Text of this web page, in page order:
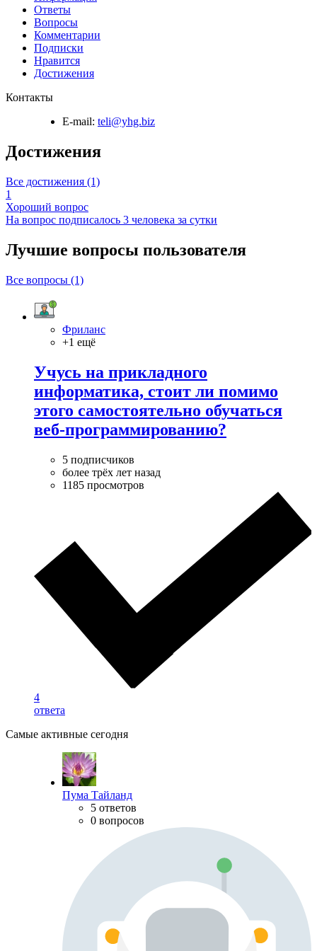
Ответы
Вопросы
Комментарии
Подписки
Нравится
Достижения
Контакты
E-mail: teli@yhg.biz
Достижения
Все достижения (1)
1
Хороший вопрос
На вопрос подписалось 3 человека за сутки
Лучшие вопросы пользователя
Все вопросы (1)
Фриланс
+1 ещё
Учусь на прикладного
информатика, стоит ли помимо
этого самостоятельно обучаться
веб-программированию?
5 подписчиков
более трёх лет назад
1185 просмотров
4
ответа
Самые активные сегодня
Пума Тайланд
5 ответов
0 вопросов